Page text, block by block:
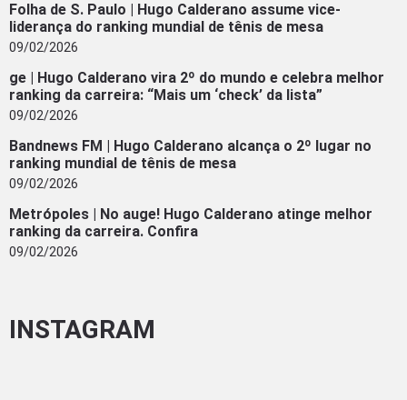
Folha de S. Paulo | Hugo Calderano assume vice-
liderança do ranking mundial de tênis de mesa
09/02/2026
ge | Hugo Calderano vira 2º do mundo e celebra melhor
ranking da carreira: “Mais um ‘check’ da lista”
09/02/2026
Bandnews FM | Hugo Calderano alcança o 2º lugar no
ranking mundial de tênis de mesa
09/02/2026
Metrópoles | No auge! Hugo Calderano atinge melhor
ranking da carreira. Confira
09/02/2026
INSTAGRAM